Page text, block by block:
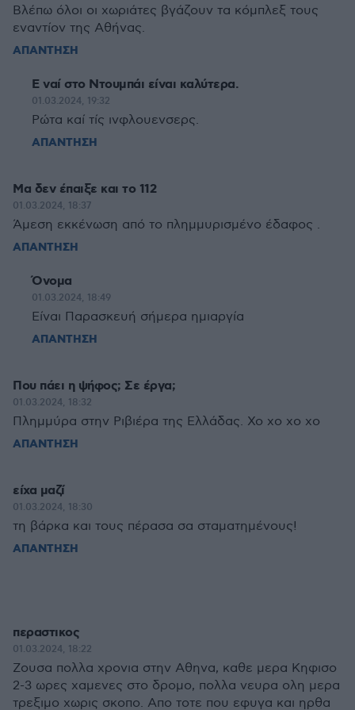
Βλέπω όλοι οι χωριάτες βγάζουν τα κόμπλεξ τους
εναντίον της Αθήνας.
ΑΠΑΝΤΗΣΗ
Ε ναί στο Ντουμπάι είναι καλύτερα.
01.03.2024, 19:32
Ρώτα καί τίς ινφλουενσερς.
ΑΠΑΝΤΗΣΗ
Μα δεν έπαιξε και το 112
01.03.2024, 18:37
Άμεση εκκένωση από το πλημμυρισμένο έδαφος .
ΑΠΑΝΤΗΣΗ
Όνομα
01.03.2024, 18:49
Είναι Παρασκευή σήμερα ημιαργία
ΑΠΑΝΤΗΣΗ
Που πάει η ψήφος; Σε έργα;
01.03.2024, 18:32
Πλημμύρα στην Ριβιέρα της Ελλάδας. Χο χο χο χο
ΑΠΑΝΤΗΣΗ
είχα μαζί
01.03.2024, 18:30
τη βάρκα και τους πέρασα σα σταματημένους!
ΑΠΑΝΤΗΣΗ
περαστικος
01.03.2024, 18:22
Ζουσα πολλα χρονια στην Αθηνα, καθε μερα Κηφισο
2-3 ωρες χαμενες στο δρομο, πολλα νευρα ολη μερα
τρεξιμο χωρις σκοπο. Απο τοτε που εφυγα και ηρθα